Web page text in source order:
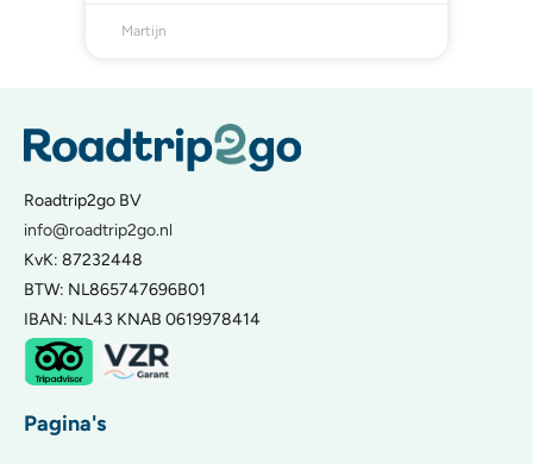
Martijn
Roadtrip2go BV
info@roadtrip2go.nl
KvK: 87232448
BTW: NL865747696B01
IBAN: NL43 KNAB 0619978414
Pagina's